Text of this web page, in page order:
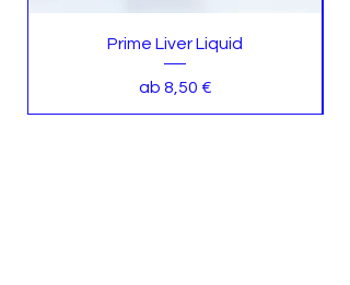
Prime Liver Liquid
ab 8,50 €
Sale-Preis